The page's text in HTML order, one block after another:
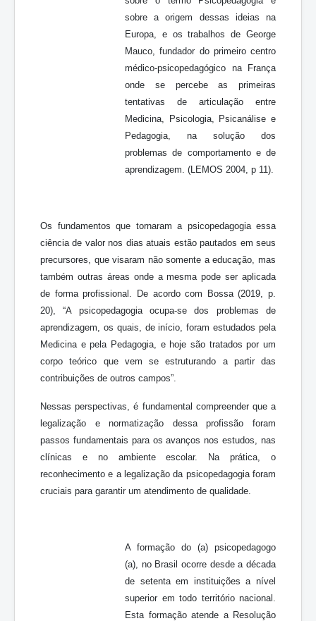
sobre a origem dessas ideias na
Europa, e os trabalhos de George
Mauco, fundador do primeiro centro
médico-psicopedagógico na França
onde se percebe as primeiras
tentativas de articulação entre
Medicina, Psicologia, Psicanálise e
Pedagogia, na solução dos
problemas de comportamento e de
aprendizagem. (LEMOS 2004, p 11).
Os fundamentos que tornaram a psicopedagogia essa
ciência de valor nos dias atuais estão pautados em seus
precursores, que visaram não somente a educação, mas
também outras áreas onde a mesma pode ser aplicada
de forma profissional. De acordo com Bossa (2019, p.
20), “A psicopedagogia ocupa-se dos problemas de
aprendizagem, os quais, de início, foram estudados pela
Medicina e pela Pedagogia, e hoje são tratados por um
corpo teórico que vem se estruturando a partir das
contribuições de outros campos”.
Nessas perspectivas, é fundamental compreender que a
legalização e normatização dessa profissão foram
passos fundamentais para os avanços nos estudos, nas
clínicas e no ambiente escolar. Na prática, o
reconhecimento e a legalização da psicopedagogia foram
cruciais para garantir um atendimento de qualidade.
A formação do (a) psicopedagogo
(a), no Brasil ocorre desde a década
de setenta em instituições a nível
superior em todo território nacional.
Esta formação atende a Resolução